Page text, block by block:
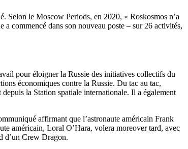
Selon le Moscow Periods, en 2020, « Roskosmos n’a
commencé dans son nouveau poste – sur 26 activités,
pour éloigner la Russie des initiatives collectifs du
économiques contre la Russie. Du tac au tac,
la Station spatiale internationale. Il a également
affirmant que l’astronaute américain Frank
américain, Loral O’Hara, volera moreover tard, avec
d’un Crew Dragon.